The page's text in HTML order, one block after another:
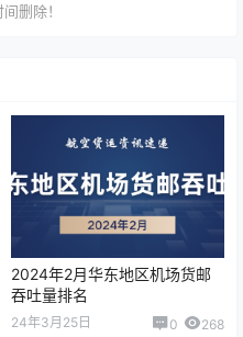
删除！
2024年2月华东地区机场货邮
吞吐量排名
24年3月25日 0 268